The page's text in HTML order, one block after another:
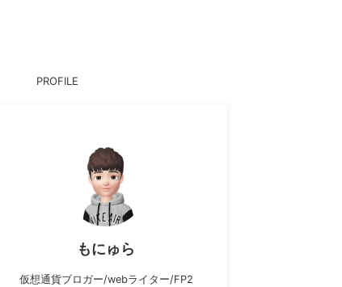
PROFILE
もにゅら
仮想通貨ブロガー/webライター/FP2